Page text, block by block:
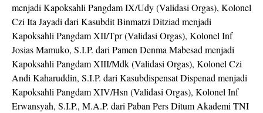
menjadi Kapoksahli Pangdam IX/Udy (Validasi Orgas), Kolonel
Czi Ita Jayadi dari Kasubdit Binmatzi Ditziad menjadi
Kapoksahli Pangdam XII/Tpr (Validasi Orgas), Kolonel Inf
Josias Mamuko, S.I.P. dari Pamen Denma Mabesad menjadi
Kapoksahli Pangdam XIII/Mdk (Validasi Orgas), Kolonel Czi
Andi Kaharuddin, S.I.P. dari Kasubdispensat Dispenad menjadi
Kapoksahli Pangdam XIV/Hsn (Validasi Orgas), Kolonel Inf
Erwansyah, S.I.P., M.A.P. dari Paban Pers Ditum Akademi TNI